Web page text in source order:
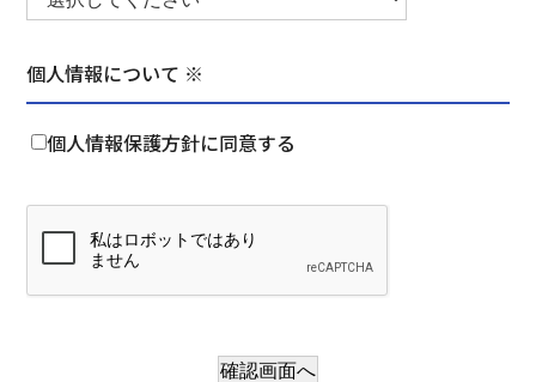
個人情報について ※
個人情報保護方針に同意する
確認画面へ